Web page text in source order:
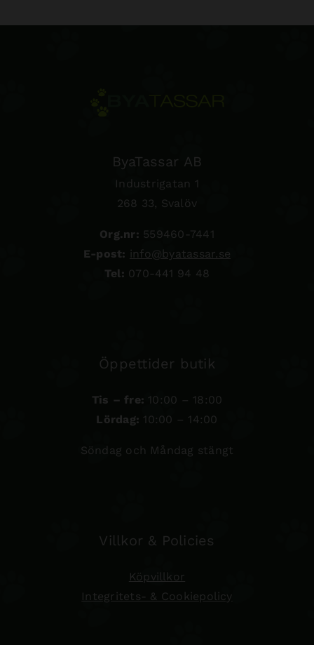
ByaTassar AB
Industrigatan 1
268 33, Svalöv
Org.nr: 559460-7441
E-post: info@byatassar.se
Tel: 070-441 94 48
Öppettider butik
Tis – fre: 10:00 – 18:00
Lördag: 10:00 – 14:00
Söndag och Måndag stängt
Villkor & Policies
Köpvillkor
Integritets- & Cookiepolicy